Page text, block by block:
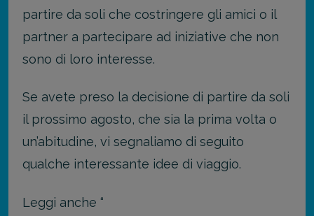
partire da soli che costringere gli amici o il
partner a partecipare ad iniziative che non
sono di loro interesse.
Se avete preso la decisione di partire da soli
il prossimo agosto, che sia la prima volta o
un’abitudine, vi segnaliamo di seguito
qualche interessante idee di viaggio.
Leggi anche “